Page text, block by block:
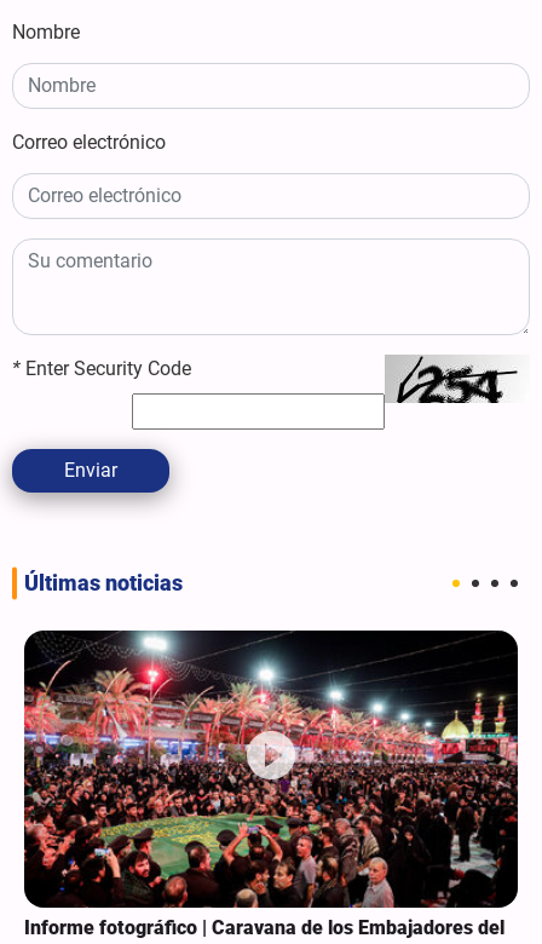
Nombre
Correo electrónico
* Enter Security Code
Enviar
Últimas noticias
Informe fotográfico | Caravana de los Embajadores del